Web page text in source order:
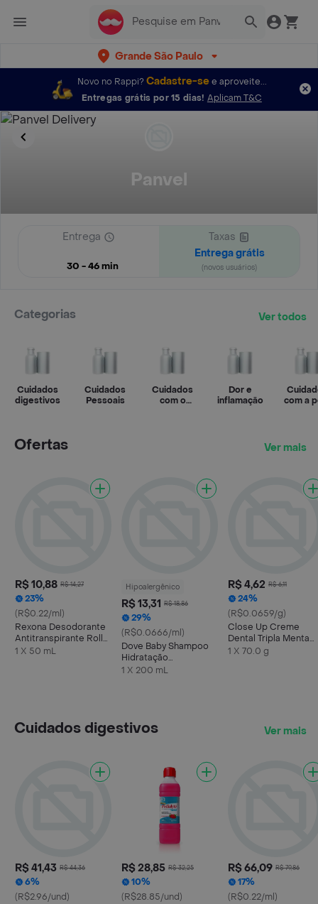
Grande São Paulo
Novo no Rappi? Cadastre-se e aproveite...
Entregas grátis por 15 dias! Aplicam T&C
Panvel
Entrega
30 - 46 min
Taxas
Entrega grátis
(novos usuários)
Categorias Ver todos
Cuidados
digestivos
Cuidados
Pessoais
Cuidados
com o
Dor e
inflamação
com a
Ofertas Ver mais
R$ 10,88 R$ 14,27
23%
(R$0.22/ml)
Rexona Desodorante
Antitranspirante Roll
On Powder Dry 50ml
1 X 50 mL
Hipoalergênico
R$ 13,31 R$ 18,86
29%
(R$0.0666/ml)
Dove Baby Shampoo
Hidratação
Enriquecida 200ml
1 X 200 mL
R$ 4,62 R$ 6,11
24%
(R$0.0659/g)
Close Up Creme
Dental Tripla Menta
70g
1 X 70.0 g
Cuidados digestivos Ver mais
R$ 41,43 R$ 44,36
6%
(R$2.96/und)
R$ 28,85 R$ 32,25
10%
(R$28.85/und)
R$ 66,09 R$ 79,86
17%
(R$0.22/ml)